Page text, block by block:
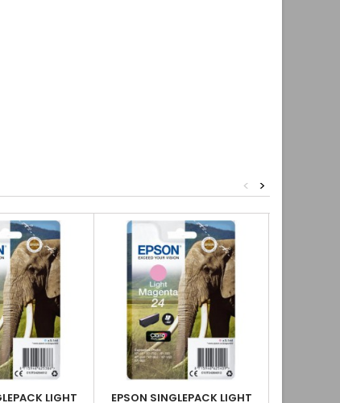
>
<
LIGHT
EPSON SINGLEPACK LIGHT